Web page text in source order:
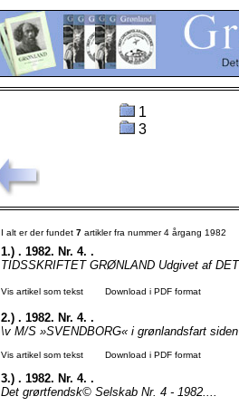
1
3
I alt er der fundet 7 artikler fra nummer 4 årgang 1982
1.) . 1982. Nr. 4. .
TIDSSKRIFTET GRØNLAND Udgivet af
Vis artikel som tekst Download i PDF format
2.) . 1982. Nr. 4. .
\v M/S »SVENDBORG« i grønlandsfart
Vis artikel som tekst Download i PDF format
3.) . 1982. Nr. 4. .
Det grørtfendsk© Selskab Nr. 4 - 1982....